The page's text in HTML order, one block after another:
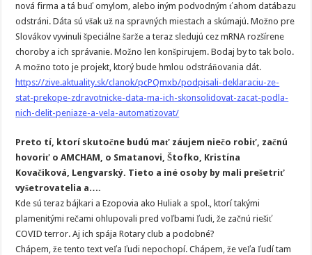
nová firma a tá buď omylom, alebo iným podvodným ťahom datábazu
odstráni. Dáta sú však už na spravných miestach a skúmajú. Možno pre
Slovákov vyvinuli špeciálne šarže a teraz sledujú cez mRNA rozšírene
choroby a ich správanie. Možno len konšpirujem. Bodaj by to tak bolo.
A možno toto je projekt, ktorý bude hmlou odstráňovania dát.
https://zive.aktuality.sk/clanok/pcPQmxb/podpisali-deklaraciu-ze-
stat-prekope-zdravotnicke-data-ma-ich-skonsolidovat-zacat-podla-
nich-delit-peniaze-a-vela-automatizovat/
Preto tí, ktorí skutočne budú mať záujem niečo robiť, začnú
hovoriť o AMCHAM, o Smatanovi, Štofko, Kristína
Kovačiková, Lengvarský. Tieto a iné osoby by mali prešetriť
vyšetrovatelia a….
Kde sú teraz bájkari a Ezopovia ako Huliak a spol., ktorí takými
plamenitými rečami ohlupovali pred voľbami ľudi, že začnú riešiť
COVID terror. Aj ich spája Rotary club a podobné?
Chápem, že tento text veľa ľudi nepochopí. Chápem, že veľa ľudí tam